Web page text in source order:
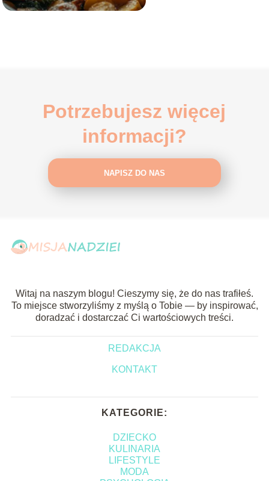
Potrzebujesz więcej
informacji?
NAPISZ DO NAS
Witaj na naszym blogu! Cieszymy się, że do nas trafiłeś.
To miejsce stworzyliśmy z myślą o Tobie — by inspirować,
doradzać i dostarczać Ci wartościowych treści.
REDAKCJA
KONTAKT
KATEGORIE:
DZIECKO
KULINARIA
LIFESTYLE
MODA